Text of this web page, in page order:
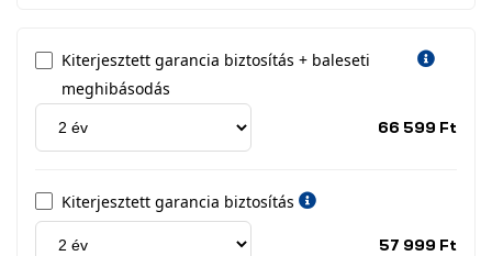
Kiterjesztett garancia biztosítás + baleseti
meghibásodás
66 599 Ft
Kiterjesztett garancia biztosítás
57 999 Ft